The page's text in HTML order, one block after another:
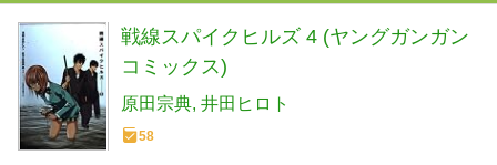
戦線スパイクヒルズ 4 (ヤングガンガン
コミックス)
原田宗典 井田ヒロト
58